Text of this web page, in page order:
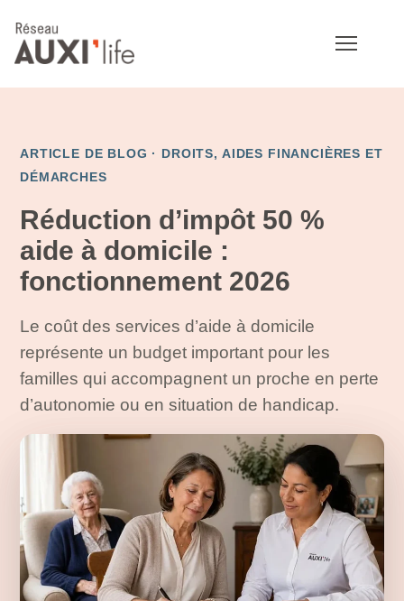
ARTICLE DE BLOG · DROITS, AIDES FINANCIÈRES ET
DÉMARCHES
Réduction d’impôt 50 %
aide à domicile :
fonctionnement 2026
Le coût des services d’aide à domicile
représente un budget important pour les
familles qui accompagnent un proche en perte
d’autonomie ou en situation de handicap.